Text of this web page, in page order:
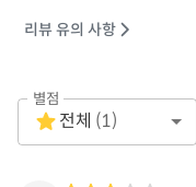
리뷰 유의 사항
별점
1 Star
Empty
전체 (1)